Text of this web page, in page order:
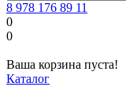
8 978 176 89 11
0
0
Ваша корзина пуста!
Каталог